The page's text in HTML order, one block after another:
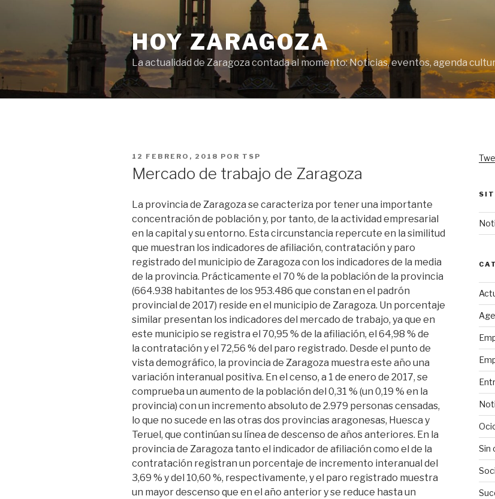
HOY ZARAGOZA
La actualidad de Zaragoza contada al momento: Noticias, eventos, agenda
PUBLICADO
12 FEBRERO, 2018 POR TSP
Mercado de trabajo de Zaragoza
La provincia de Zaragoza se caracteriza por tener una importante
concentración de población y, por tanto, de la actividad empresarial
en la capital y su entorno. Esta circunstancia repercute en la similitud
que muestran los indicadores de afiliación, contratación y paro
registrado del municipio de Zaragoza con los indicadores de la media
de la provincia. Prácticamente el 70 % de la población de la provincia
(664.938 habitantes de los 953.486 que constan en el padrón
provincial de 2017) reside en el municipio de Zaragoza. Un porcentaje
similar presentan los indicadores del mercado de trabajo, ya que en
este municipio se registra el 70,95 % de la afiliación, el 64,98 % de
la contratación y el 72,56 % del paro registrado. Desde el punto de
vista demográfico, la provincia de Zaragoza muestra este año una
variación interanual positiva. En el censo, a 1 de enero de 2017, se
comprueba un aumento de la población del 0,31 % (un 0,19 % en la
provincia) con un incremento absoluto de 2.979 personas censadas,
lo que no sucede en las otras dos provincias aragonesas, Huesca y
Teruel, que continúan su línea de descenso de años anteriores. En la
provincia de Zaragoza tanto el indicador de afiliación como el de la
contratación registran un porcentaje de incremento interanual del
3,69 % y del 10,60 %, respectivamente, y el paro registrado muestra
un mayor descenso que en el año anterior y se reduce hasta un
Sin